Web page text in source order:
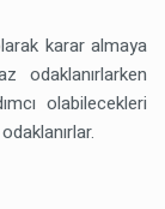
karar almaya
odaklanırlarken
olabilecekleri